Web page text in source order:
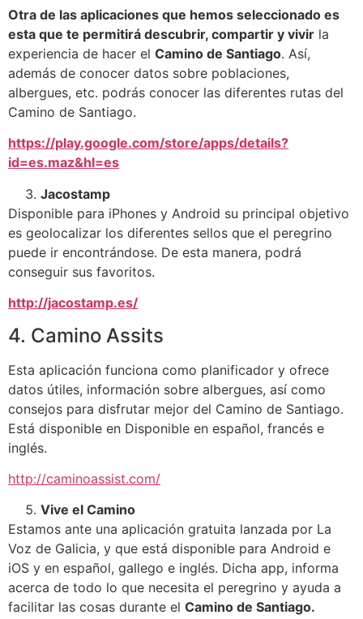
Otra de las aplicaciones que hemos seleccionado es
esta que te permitirá descubrir, compartir y vivir la
experiencia de hacer el Camino de Santiago. Así,
además de conocer datos sobre poblaciones,
albergues, etc. podrás conocer las diferentes rutas del
Camino de Santiago.
https://play.google.com/store/apps/details?
id=es.maz&hl=es
Jacostamp
Disponible para iPhones y Android su principal objetivo
es geolocalizar los diferentes sellos que el peregrino
puede ir encontrándose. De esta manera, podrá
conseguir sus favoritos.
http://jacostamp.es/
4. Camino Assits
Esta aplicación funciona como planificador y ofrece
datos útiles, información sobre albergues, así como
consejos para disfrutar mejor del Camino de Santiago.
Está disponible en Disponible en español, francés e
inglés.
http://caminoassist.com/
Vive el Camino
Estamos ante una aplicación gratuita lanzada por La
Voz de Galicia, y que está disponible para Android e
iOS y en español, gallego e inglés. Dicha app, informa
acerca de todo lo que necesita el peregrino y ayuda a
facilitar las cosas durante el Camino de Santiago.